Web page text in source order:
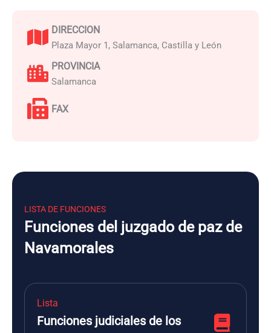
DIRECCION
Plaza Mayor 1, Salamanca, Castilla y León
PROVINCIA
Salamanca
FAX
LISTA DE FUNCIONES
Funciones del juzgado de paz de
Navamorales
Lista
Funciones judiciales de los